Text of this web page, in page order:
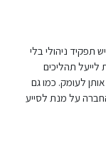
תפקיד ניהולי בלי
לייעל תהליכים
לעומק. כמו גם
על מנת לסייע